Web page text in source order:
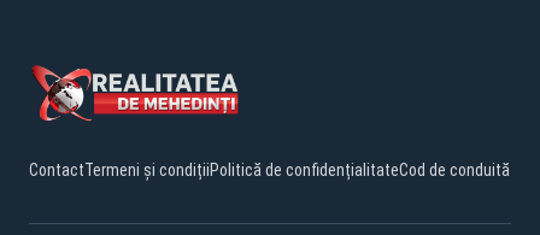
ContactTermeni și condițiiPolitică de confidențialitateCod de conduită